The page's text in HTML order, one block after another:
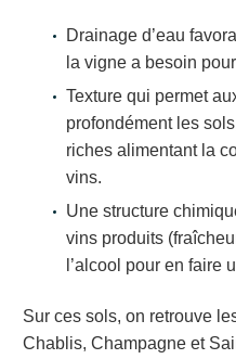
Drainage d’eau
la vigne a besoin
Texture qui permet
profondément les
riches alimentant la
vins.
Une structure
vins produits
l’alcool pour en faire
Sur ces sols, on retrouve
Chablis, Champagne et